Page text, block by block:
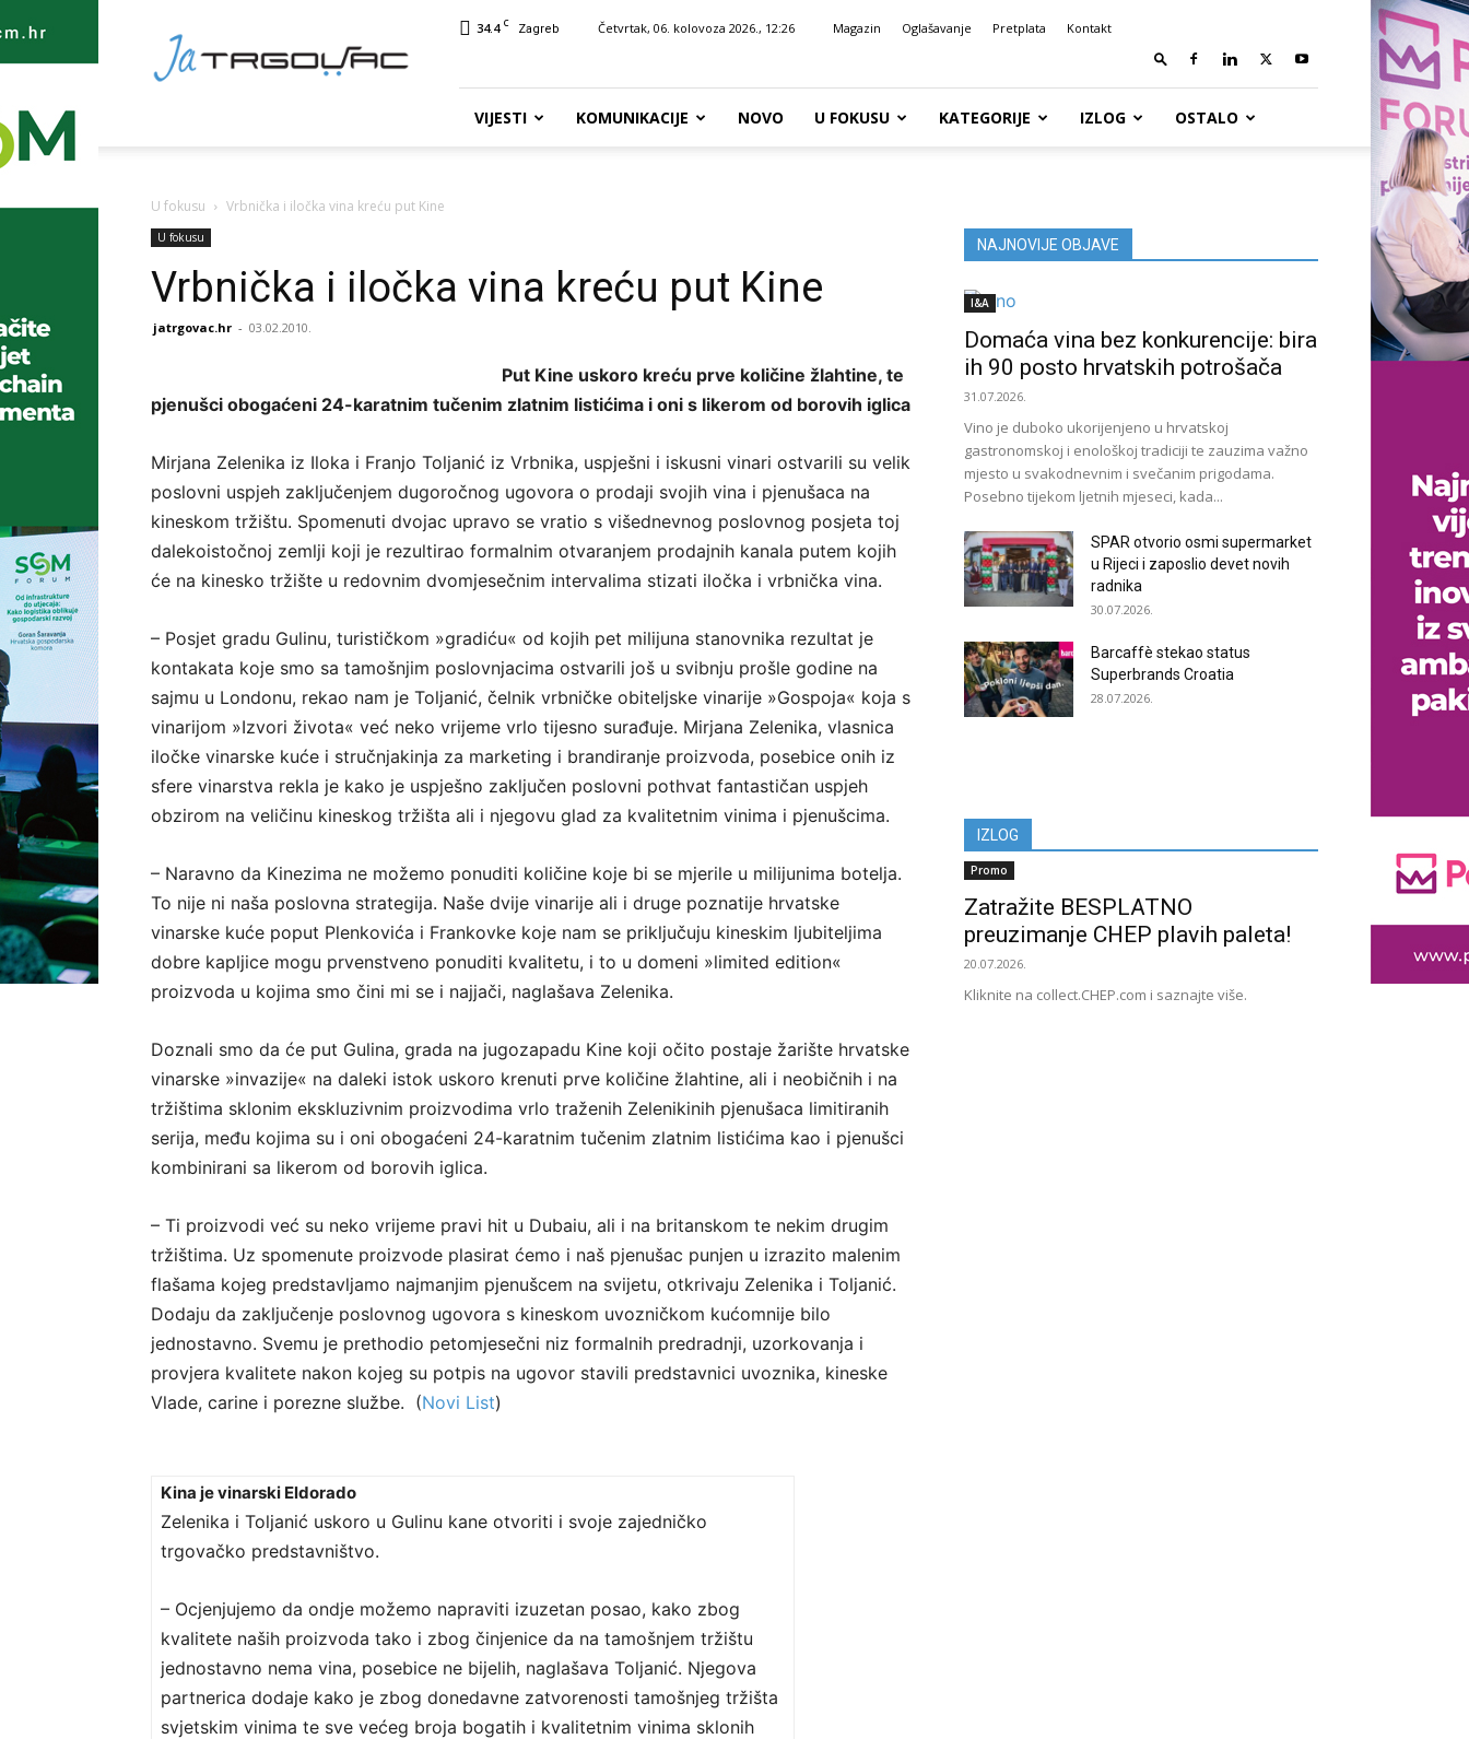
TRGOVAC
34.4 C Zagreb Četvrtak, 06. kolovoza 2026., 12:26 Magazin Oglašavanje Pretplata Kontakt
VIJESTI KOMUNIKACIJE NOVO U FOKUSU KATEGORIJE IZLOG OSTALO
U fokusu Vrbnička i iločka vina kreću put Kine
U fokusu
Vrbnička i iločka vina kreću put Kine
jatrgovac.hr - 03.02.2010.
Put Kine uskoro kreću prve količine žlahtine, te
pjenušci obogaćeni 24-karatnim tučenim zlatnim listićima i oni s likerom od borovih iglica
Mirjana Zelenika iz Iloka i Franjo Toljanić iz Vrbnika, uspješni i iskusni vinari ostvarili su velik
poslovni uspjeh zaključenjem dugoročnog ugovora o prodaji svojih vina i pjenušaca na
kineskom tržištu. Spomenuti dvojac upravo se vratio s višednevnog poslovnog posjeta toj
dalekoistočnoj zemlji koji je rezultirao formalnim otvaranjem prodajnih kanala putem kojih
će na kinesko tržište u redovnim dvomjesečnim intervalima stizati iločka i vrbnička vina.
– Posjet gradu Gulinu, turističkom »gradiću« od kojih pet milijuna stanovnika rezultat je
kontakata koje smo sa tamošnjim poslovnjacima ostvarili još u svibnju prošle godine na
sajmu u Londonu, rekao nam je Toljanić, čelnik vrbničke obiteljske vinarije »Gospoja« koja s
vinarijom »Izvori života« već neko vrijeme vrlo tijesno surađuje. Mirjana Zelenika, vlasnica
iločke vinarske kuće i stručnjakinja za marketing i brandiranje proizvoda, posebice onih iz
sfere vinarstva rekla je kako je uspješno zaključen poslovni pothvat fantastičan uspjeh
obzirom na veličinu kineskog tržišta ali i njegovu glad za kvalitetnim vinima i pjenušcima.
– Naravno da Kinezima ne možemo ponuditi količine koje bi se mjerile u milijunima botelja.
To nije ni naša poslovna strategija. Naše dvije vinarije ali i druge poznatije hrvatske
vinarske kuće poput Plenkovića i Frankovke koje nam se priključuju kineskim ljubiteljima
dobre kapljice mogu prvenstveno ponuditi kvalitetu, i to u domeni »limited edition«
proizvoda u kojima smo čini mi se i najjači, naglašava Zelenika.
Doznali smo da će put Gulina, grada na jugozapadu Kine koji očito postaje žarište hrvatske
vinarske »invazije« na daleki istok uskoro krenuti prve količine žlahtine, ali i neobičnih i na
tržištima sklonim ekskluzivnim proizvodima vrlo traženih Zelenikinih pjenušaca limitiranih
serija, među kojima su i oni obogaćeni 24-karatnim tučenim zlatnim listićima kao i pjenušci
kombinirani sa likerom od borovih iglica.
– Ti proizvodi već su neko vrijeme pravi hit u Dubaiu, ali i na britanskom te nekim drugim
tržištima. Uz spomenute proizvode plasirat ćemo i naš pjenušac punjen u izrazito malenim
flašama kojeg predstavljamo najmanjim pjenušcem na svijetu, otkrivaju Zelenika i Toljanić.
Dodaju da zaključenje poslovnog ugovora s kineskom uvozničkom kućomnije bilo
jednostavno. Svemu je prethodio petomjesečni niz formalnih predradnji, uzorkovanja i
provjera kvalitete nakon kojeg su potpis na ugovor stavili predstavnici uvoznika, kineske
Vlade, carine i porezne službe. (Novi List)
Kina je vinarski Eldorado
Zelenika i Toljanić uskoro u Gulinu kane otvoriti i svoje zajedničko
trgovačko predstavništvo.
– Ocjenjujemo da ondje možemo napraviti izuzetan posao, kako zbog
kvalitete naših proizvoda tako i zbog činjenice da na tamošnjem tržištu
jednostavno nema vina, posebice ne bijelih, naglašava Toljanić. Njegova
partnerica dodaje kako je zbog donedavne zatvorenosti tamošnjeg tržišta
svjetskim vinima te sve većeg broja bogatih i kvalitetnim vinima sklonih
NAJNOVIJE OBJAVE
I&A
Domaća vina bez konkurencije: bira
ih 90 posto hrvatskih potrošača
31.07.2026.
Vino je duboko ukorijenjeno u hrvatskoj
gastronomskoj i enološkoj tradiciji te zauzima važno
mjesto u svakodnevnim i svečanim prigodama.
Posebno tijekom ljetnih mjeseci, kada...
SPAR otvorio osmi supermarket
u Rijeci i zaposlio devet novih
radnika
30.07.2026.
Barcaffè stekao status
Superbrands Croatia
28.07.2026.
IZLOG
Promo
Zatražite BESPLATNO
preuzimanje CHEP plavih paleta!
20.07.2026.
Kliknite na collect.CHEP.com i saznajte više.